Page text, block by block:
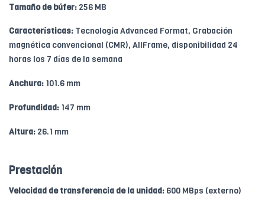
Tamaño de búfer: 256 MB
Características: Tecnología Advanced Format, Grabación
magnética convencional (CMR), AllFrame, disponibilidad 24
horas los 7 días de la semana
Anchura: 101.6 mm
Profundidad: 147 mm
Altura: 26.1 mm
Prestación
Velocidad de transferencia de la unidad: 600 MBps (externo)